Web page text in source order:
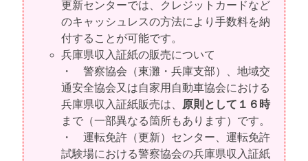
更新センターでは、クレジットカードなど
のキャッシュレスの方法により手数料を納
付することが可能です。
兵庫県収入証紙の販売について
・ 警察協会（東灘・兵庫支部）、地域交
通安全協会又は自家用自動車協会における
兵庫県収入証紙販売は、 原則として１６時
まで（一部異なる箇所もあります）です。
・ 運転免許（更新）センター、運転免許
試験場における警察協会の兵庫県収入証紙